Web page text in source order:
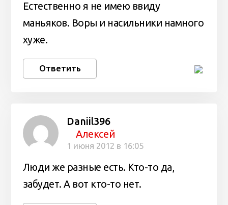
Естественно я не имею ввиду
маньяков. Воры и насильники намного
хуже.
Ответить
Daniil396
Алексей
1 июня 2012 в 16:05
Люди же разные есть. Кто-то да,
забудет. А вот кто-то нет.